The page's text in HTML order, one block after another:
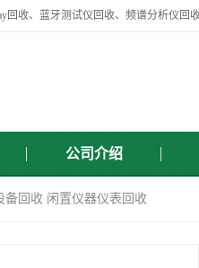
公司介绍
备回收 闲置仪器仪表回收